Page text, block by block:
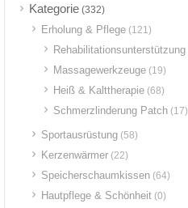
Kategorie (332)
Erholung & Pflege (121)
Rehabilitationsunterstützung
Massagewerkzeuge (19)
Heiß & Kalttherapie (68)
Schmerzlinderung Patch (17)
Sportausrüstung (58)
Kerzenwärmer (22)
Speicherschaumkissen (64)
Hautpflege & Schönheit (0)